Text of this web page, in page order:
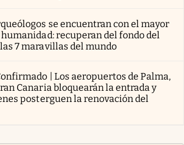
se encuentran con el mayor
recuperan del fondo del
7 maravillas del mundo
| Los aeropuertos de Palma,
Canaria bloquearán la entrada y
posterguen la renovación del